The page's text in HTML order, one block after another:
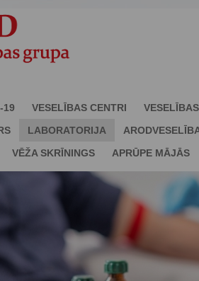
19 VESELĪBAS CENTRI
LABORATORIJA
VĒŽA SKRĪNINGS APRŪPE MĀJĀS